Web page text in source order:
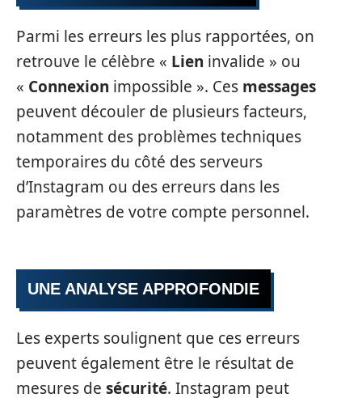
Parmi les erreurs les plus rapportées, on
retrouve le célèbre « Lien invalide » ou
« Connexion impossible ». Ces messages
peuvent découler de plusieurs facteurs,
notamment des problèmes techniques
temporaires du côté des serveurs
d’Instagram ou des erreurs dans les
paramètres de votre compte personnel.
UNE ANALYSE APPROFONDIE
Les experts soulignent que ces erreurs
peuvent également être le résultat de
mesures de sécurité. Instagram peut